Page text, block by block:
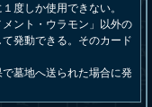
度しか使用できない。
ント・ウラモン」以外の
発動できる。そのカード
墓地へ送られた場合に発